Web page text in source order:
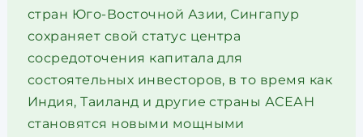
стран Юго-Восточной Азии, Сингапур
сохраняет свой статус центра
сосредоточения капитала для
состоятельных инвесторов, в то время как
Индия, Таиланд и другие страны АСЕАН
становятся новыми мощными